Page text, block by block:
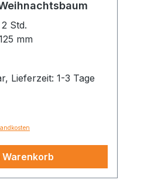
Std.
mm
Lieferzeit: 1-3 Tage
Warenkorb